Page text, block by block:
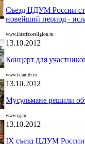
Съезд ЦДУМ России
новейший период -
www.interfax-religion.ru
13.10.2012
Концерт для
www.islamrb.ru
13.10.2012
Мусульмане решили
www.rg.ru
13.10.2012
IX съезд ЦДУМ России